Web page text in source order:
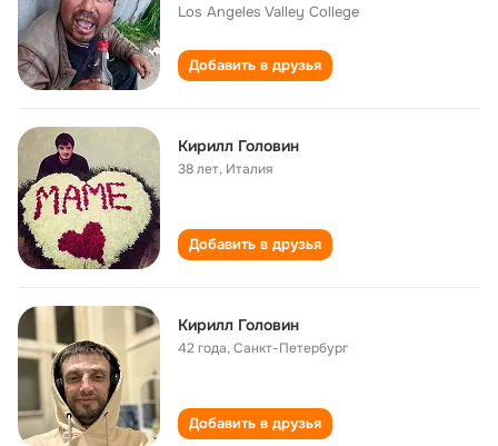
Los Angeles Valley College
Добавить в друзья
Кирилл Головин
38 лет, Италия
Добавить в друзья
Кирилл Головин
42 года,Санкт-Петербург
Добавить в друзья